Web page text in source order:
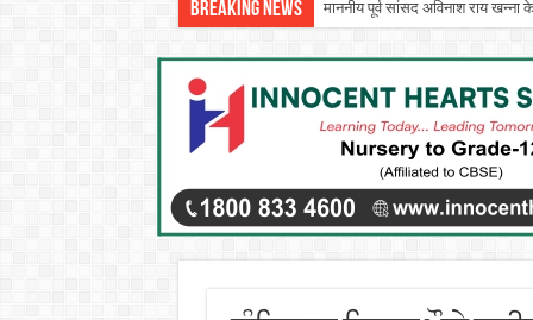
Breaking News माननीय पूर्व सांसद अविनाश राय
इन्नोसेंट हार्ट्स स्कूल में ‘दिशा – एन